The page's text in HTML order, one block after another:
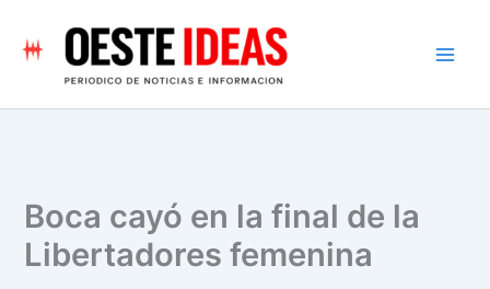
contenido
Boca cayó en la final de la
Libertadores femenina